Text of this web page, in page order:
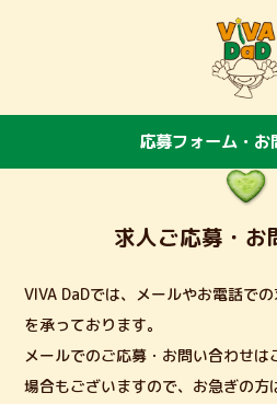
応募フォーム・お
求人ご応募・お
VIVA DaDでは、メールやお電話で
を承っております。
メールでのご応募・お問い合わせ
場合もございますので、お急ぎの方